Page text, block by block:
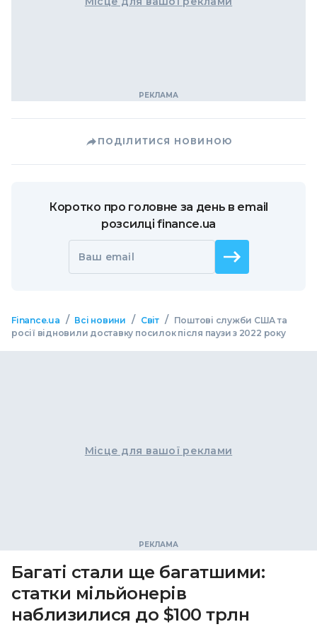
ПОДІЛИТИСЯ НОВИНОЮ
Коротко про головне за день в email
розсилці finance.ua
Ваш email
Finance.ua / Всі новини / Світ /
Поштові служби США та
росії відновили доставку посилок після паузи з 2022 року
Місце для вашої реклами
Багаті стали ще багатшими:
статки мільйонерів
наблизилися до $100 трлн